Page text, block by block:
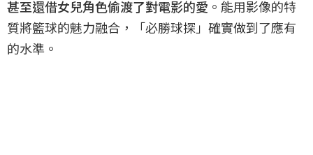
甚至還借女兒角色偷渡了對電影的愛 。能用影像的特
質將籃球的魅力融合，「必勝球探」確實做到了應有
的水準。